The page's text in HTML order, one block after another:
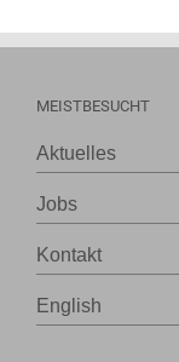
MEISTBESUCHT
Aktuelles
Jobs
Kontakt
English